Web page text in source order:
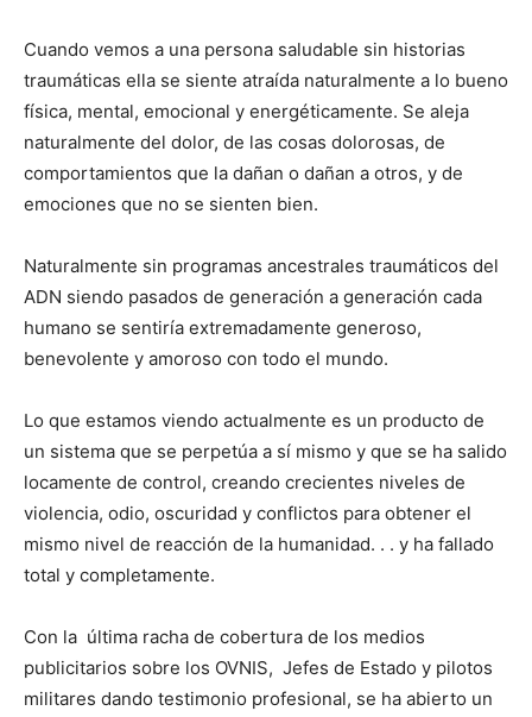
Cuando vemos a una persona saludable sin historias
traumáticas ella se siente atraída naturalmente a lo bueno
física, mental, emocional y energéticamente. Se aleja
naturalmente del dolor, de las cosas dolorosas, de
comportamientos que la dañan o dañan a otros, y de
emociones que no se sienten bien.
Naturalmente sin programas ancestrales traumáticos del
ADN siendo pasados de generación a generación cada
humano se sentiría extremadamente generoso,
benevolente y amoroso con todo el mundo.
Lo que estamos viendo actualmente es un producto de
un sistema que se perpetúa a sí mismo y que se ha salido
locamente de control, creando crecientes niveles de
violencia, odio, oscuridad y conflictos para obtener el
mismo nivel de reacción de la humanidad. . . y ha fallado
total y completamente.
Con la última racha de cobertura de los medios
publicitarios sobre los OVNIS, Jefes de Estado y pilotos
militares dando testimonio profesional, se ha abierto un